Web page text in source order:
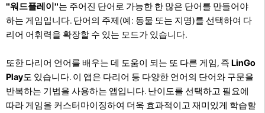
"워드플레이"는 주어진 단어로 가능한 한 많은 단어를 만들어야
하는 게임입니다. 단어의 주제(예: 동물 또는 지명)를 선택하여 다
리어 어휘력을 확장할 수 있는 모드가 있습니다.
또한 다리어 언어를 배우는 데 도움이 되는 또 다른 게임, 즉 LinGo
Play도 있습니다. 이 앱은 다리어 등 다양한 언어의 단어와 구문을
반복하는 기법을 사용하는 앱입니다. 난이도를 선택하고 필요에
따라 게임을 커스터마이징하여 더욱 효과적이고 재미있게 학습할